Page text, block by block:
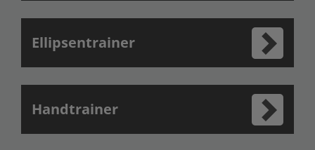
Ellipsentrainer
Handtrainer